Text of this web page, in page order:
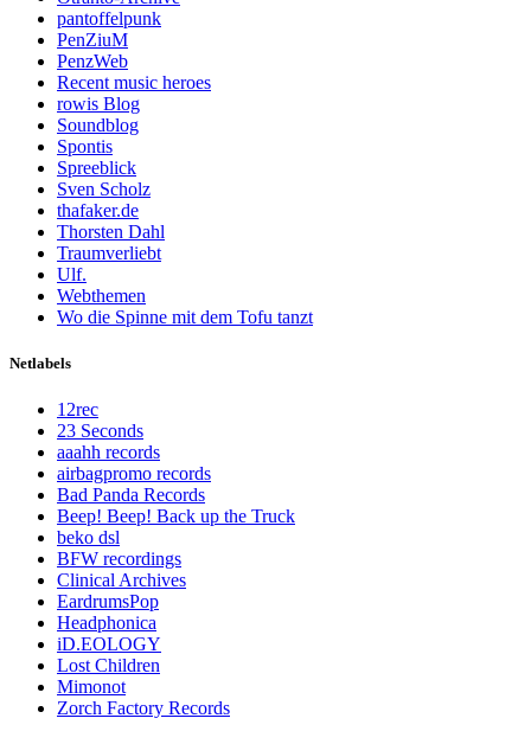
pantoffelpunk
PenZiuM
PenzWeb
Recent music heroes
rowis Blog
Soundblog
Spontis
Spreeblick
Sven Scholz
thafaker.de
Thorsten Dahl
Traumverliebt
Ulf.
Webthemen
Wo die Spinne mit dem Tofu tanzt
Netlabels
12rec
23 Seconds
aaahh records
airbagpromo records
Bad Panda Records
Beep! Beep! Back up the Truck
beko dsl
BFW recordings
Clinical Archives
EardrumsPop
Headphonica
iD.EOLOGY
Lost Children
Mimonot
Zorch Factory Records